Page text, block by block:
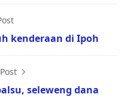
kenderaan di Ipoh
seleweng dana